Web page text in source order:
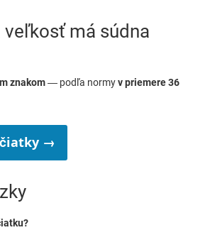
veľkosť má súdna
znakom— podľa normyv priemere 36
→